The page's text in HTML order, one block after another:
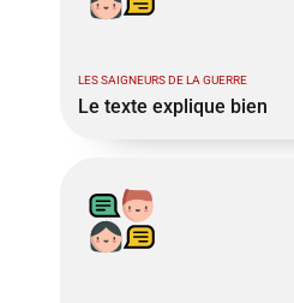
LES SAIGNEURS DE LA GUERRE
Le texte explique bien